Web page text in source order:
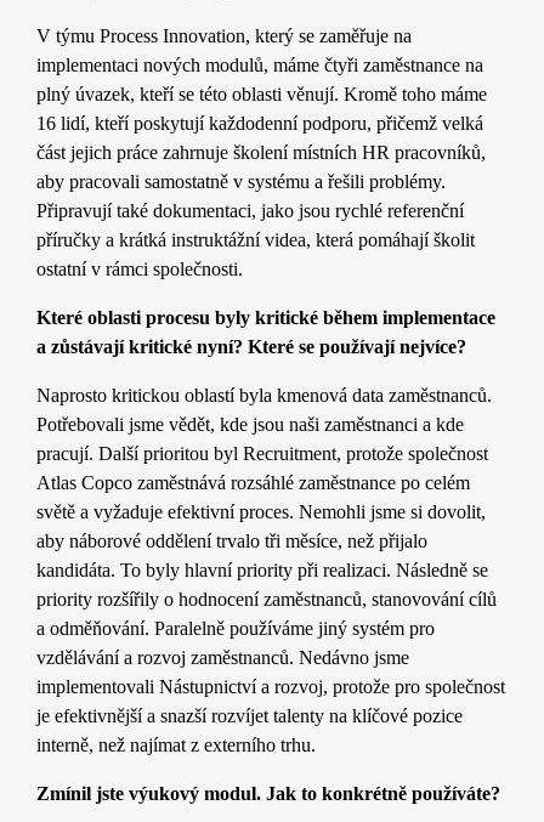
V týmu Process Innovation, který se zaměřuje na
implementaci nových modulů, máme čtyři zaměstnance na
plný úvazek, kteří se této oblasti věnují. Kromě toho máme
16 lidí, kteří poskytují každodenní podporu, přičemž velká
část jejich práce zahrnuje školení místních HR pracovníků,
aby pracovali samostatně v systému a řešili problémy.
Připravují také dokumentaci, jako jsou rychlé referenční
příručky a krátká instruktážní videa, která pomáhají školit
ostatní v rámci společnosti.
Které oblasti procesu byly kritické během implementace
a zůstávají kritické nyní? Které se používají nejvíce?
Naprosto kritickou oblastí byla kmenová data zaměstnanců.
Potřebovali jsme vědět, kde jsou naši zaměstnanci a kde
pracují. Další prioritou byl Recruitment, protože společnost
Atlas Copco zaměstnává rozsáhlé zaměstnance po celém
světě a vyžaduje efektivní proces. Nemohli jsme si dovolit,
aby náborové oddělení trvalo tři měsíce, než přijalo
kandidáta. To byly hlavní priority při realizaci. Následně se
priority rozšířily o hodnocení zaměstnanců, stanovování cílů
a odměňování. Paralelně používáme jiný systém pro
vzdělávání a rozvoj zaměstnanců. Nedávno jsme
implementovali Nástupnictví a rozvoj, protože pro společnost
je efektivnější a snazší rozvíjet talenty na klíčové pozice
interně, než najímat z externího trhu.
Zmínil jste výukový modul. Jak to konkrétně používáte?